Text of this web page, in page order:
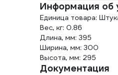
Информация об
Единица товара:
Вес, кг: 0.86
Длина, мм: 395
Ширина, мм: 300
Высота, мм: 295
Документация